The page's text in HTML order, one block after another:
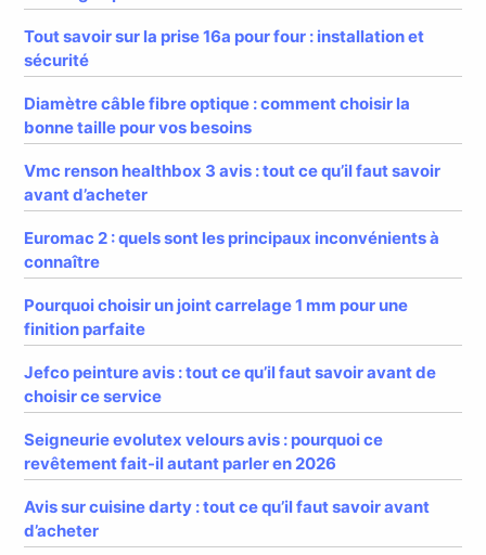
Tout savoir sur la prise 16a pour four : installation et
sécurité
Diamètre câble fibre optique : comment choisir la
bonne taille pour vos besoins
Vmc renson healthbox 3 avis : tout ce qu’il faut savoir
avant d’acheter
Euromac 2 : quels sont les principaux inconvénients à
connaître
Pourquoi choisir un joint carrelage 1 mm pour une
finition parfaite
Jefco peinture avis : tout ce qu’il faut savoir avant de
choisir ce service
Seigneurie evolutex velours avis : pourquoi ce
revêtement fait-il autant parler en 2026
Avis sur cuisine darty : tout ce qu’il faut savoir avant
d’acheter